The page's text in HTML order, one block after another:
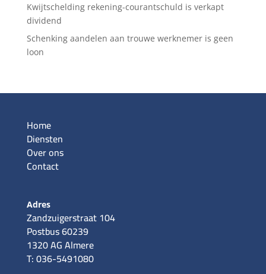
Kwijtschelding rekening-courantschuld is verkapt
dividend
Schenking aandelen aan trouwe werknemer is geen
loon
Home
Diensten
Over ons
Contact
Adres
Zandzuigerstraat 104
Postbus 60239
1320 AG Almere
T: 036-5491080